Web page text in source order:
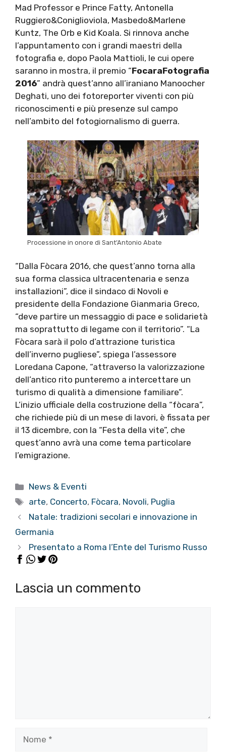
Mad Professor e Prince Fatty, Antonella
Ruggiero&Coniglioviola, Masbedo&Marlene
Kuntz, The Orb e Kid Koala. Si rinnova anche
l’appuntamento con i grandi maestri della
fotografia e, dopo Paola Mattioli, le cui opere
saranno in mostra, il premio “FocaraFotografia
2016” andrà quest’anno all’iraniano Manoocher
Deghati, uno dei fotoreporter viventi con più
riconoscimenti e più presenze sul campo
nell’ambito del fotogiornalismo di guerra.
Processione in onore di Sant’Antonio Abate
“Dalla Fòcara 2016, che quest’anno torna alla
sua forma classica ultracentenaria e senza
installazioni”, dice il sindaco di Novoli e
presidente della Fondazione Gianmaria Greco,
“deve partire un messaggio di pace e solidarietà
ma soprattutto di legame con il territorio”. “La
Fòcara sarà il polo d’attrazione turistica
dell’inverno pugliese”, spiega l’assessore
Loredana Capone, “attraverso la valorizzazione
dell’antico rito punteremo a intercettare un
turismo di qualità a dimensione familiare”.
L’inizio ufficiale della costruzione della “fòcara”,
che richiede più di un mese di lavori, è fissata per
il 13 dicembre, con la “Festa della vite”, che
quest’anno avrà una come tema particolare
l’emigrazione.
Categorie
News & Eventi
Tag
arte, Concerto, Fòcara, Novoli, Puglia
Natale: tradizioni secolari e innovazione in
Germania
Presentato a Roma l’Ente del Turismo Russo
Lascia un commento